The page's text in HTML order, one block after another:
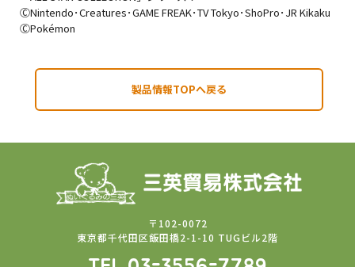
ⒸNintendo･Creatures･GAME FREAK･TV Tokyo･ShoPro･JR Kikaku
ⒸPokémon
製品情報TOPへ戻る
〒102-0072
東京都千代田区飯田橋2-1-10 TUGビル2階